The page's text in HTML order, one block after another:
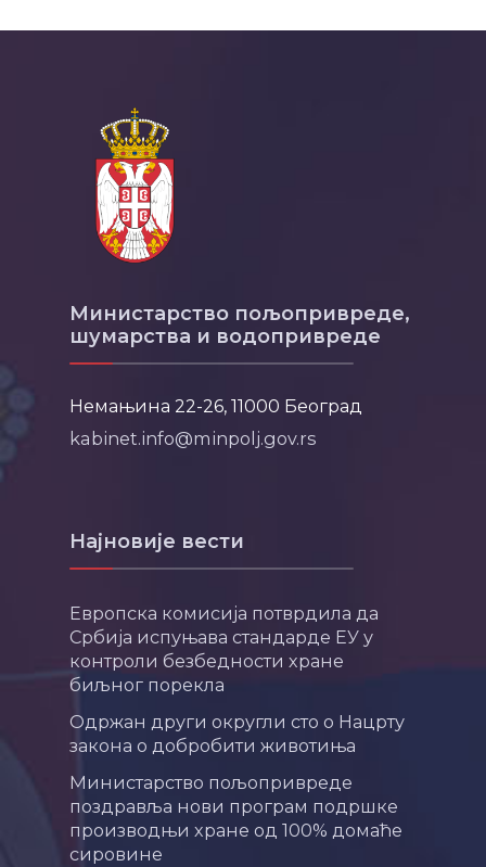
Министарство пољопривреде,
шумарства и водопривреде
Немањина 22-26, 11000 Београд
kabinet.info@minpolj.gov.rs
Најновије вести
Европска комисија потврдила да
Србија испуњава стандарде ЕУ у
контроли безбедности хране
биљног порекла
Одржан други округли сто о Нацрту
закона о добробити животиња
Министарство пољопривреде
поздравља нови програм подршке
производњи хране од 100% домаће
сировине